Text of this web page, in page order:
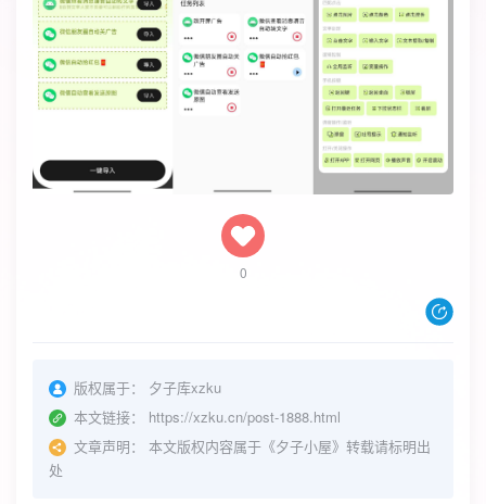
0
版权属于：
夕子库xzku
本文链接：
https://xzku.cn/post-1888.html
文章声明：
本文版权内容属于《夕子小屋》转载请标明出
处